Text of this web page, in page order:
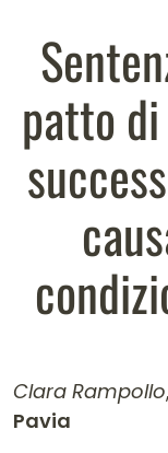
patto
Clara Rampollo,
Pavia